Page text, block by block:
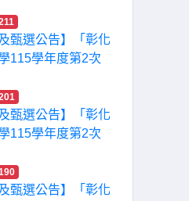
甄選公告】「彰化
115學年度第2次
甄選公告】「彰化
115學年度第2次
甄選公告】「彰化